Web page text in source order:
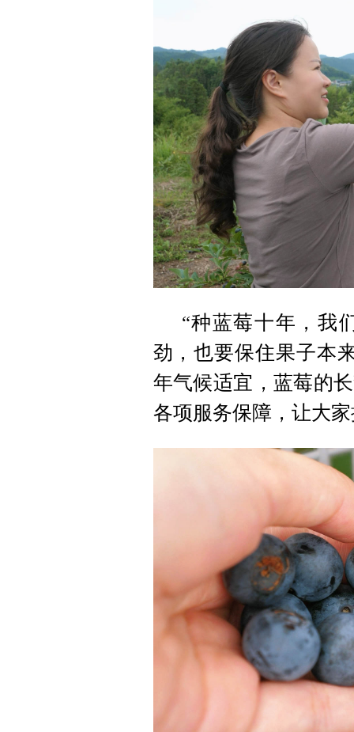
“种蓝莓十年，我
劲，也要保住果子本
年气候适宜，蓝莓的
各项服务保障，让大